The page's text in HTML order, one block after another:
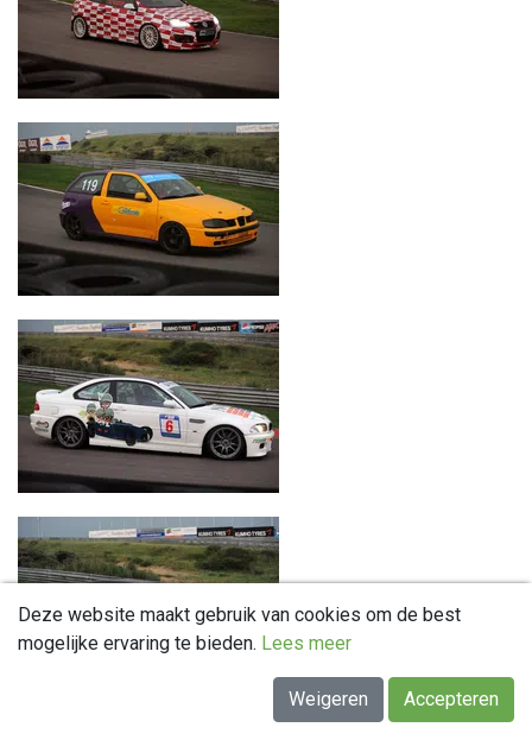
Deze website maakt gebruik van cookies om de best
mogelijke ervaring te bieden. Lees meer
Weigeren Accepteren